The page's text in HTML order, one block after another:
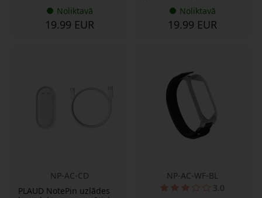
Noliktavā
19.99 EUR
Noliktavā
19.99 EUR
NP-AC-CD
PLAUD NotePin uzlādes
NP-AC-WF-BL
3.0